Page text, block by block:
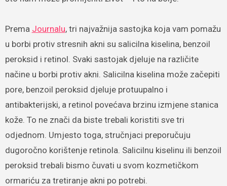
Prema Journalu, tri najvažnija sastojka koja vam pomažu
u borbi protiv stresnih akni su salicilna kiselina, benzoil
peroksid i retinol. Svaki sastojak djeluje na različite
načine u borbi protiv akni. Salicilna kiselina može začepiti
pore, benzoil peroksid djeluje protuupalno i
antibakterijski, a retinol povećava brzinu izmjene stanica
kože. To ne znači da biste trebali koristiti sve tri
odjednom. Umjesto toga, stručnjaci preporučuju
dugoročno korištenje retinola. Salicilnu kiselinu ili benzoil
peroksid trebali bismo čuvati u svom kozmetičkom
ormariću za tretiranje akni po potrebi.